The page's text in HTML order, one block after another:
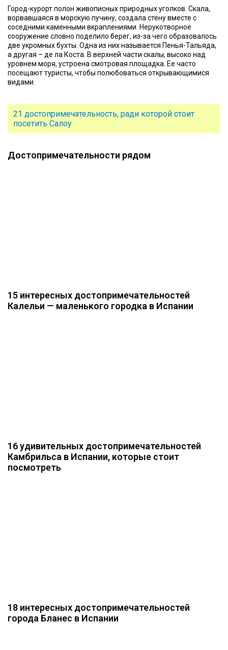
Город-курорт полон живописных природных уголков. Скала,
ворвавшаяся в морскую пучину, создала стену вместе с
соседними каменными вкраплениями. Нерукотворное
сооружение словно поделило берег, из-за чего образовалось
две укромных бухты. Одна из них называется Пенья-Тальяда,
а другая – де ла Коста. В верхней части скалы, высоко над
уровнем моря, устроена смотровая площадка. Ее часто
посещают туристы, чтобы полюбоваться открывающимися
видами.
21 достопримечательность, ради которой стоит
посетить Салоу
Достопримечательности рядом
15 интересных достопримечательностей
Калельи — маленького городка в Испании
16 удивительных достопримечательностей
Камбрильса в Испании, которые стоит
посмотреть
18 интересных достопримечательностей
города Бланес в Испании